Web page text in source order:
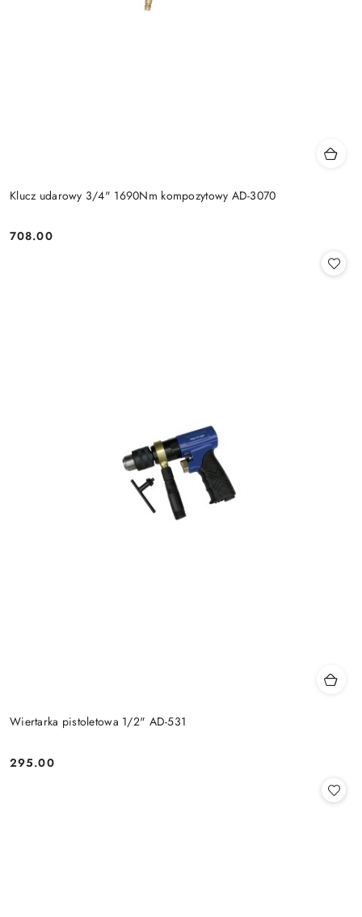
Klucz udarowy 3/4" 1690Nm kompozytowy AD-3070
Cena:
708.00
Wiertarka pistoletowa 1/2" AD-531
Cena:
295.00